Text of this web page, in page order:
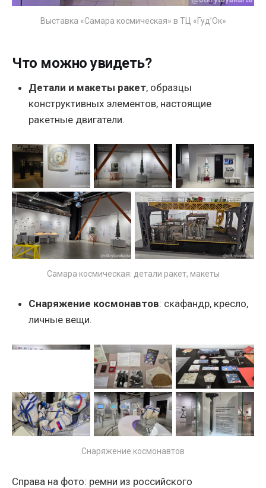
Выставка «Самара космическая» в ТЦ «Гуд’Ок»
Что можно увидеть?
Детали и макеты ракет, образцы
конструктивных элементов, настоящие
ракетные двигатели.
Самара космическая: детали ракет, макеты
Снаряжение космонавтов: скафандр, кресло,
личные вещи.
Снаряжение космонавтов
Справа на фото: ремни из российского